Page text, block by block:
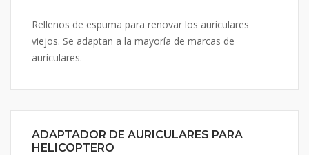
Rellenos de espuma para renovar los auriculares
viejos. Se adaptan a la mayoría de marcas de
auriculares.
ADAPTADOR DE AURICULARES PARA
HELICOPTERO